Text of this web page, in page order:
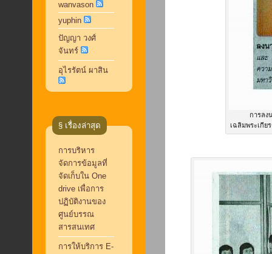
wanvason
yuphin
ปัญญา วงศ์
จันทร์
อุไรรัตน์ ผาสิน
§ เรื่องล่าสุด
การบริหาร
จัดการข้อมูลที่
จัดเก็บใน One
drive เพื่อการ
ปฏิบัติงานของ
ศูนย์บรรณ
สารสนเทศ
การให้บริการ E-
การลง
เฉลิมพระเกีย